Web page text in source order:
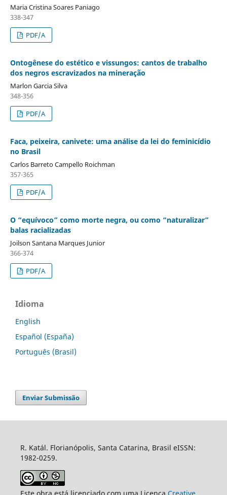
Maria Cristina Soares Paniago
338-347
PDF/A
Ontogênese do estético e vissungos: cantos de trabalho
dos negros escravizados na mineração
Marlon Garcia Silva
348-356
PDF/A
Faca, peixeira, canivete: uma análise da lei do feminicídio
no Brasil
Carlos Barreto Campello Roichman
357-365
PDF/A
O “equívoco” como morte negra, ou como “naturalizar”
balas racializadas
Joilson Santana Marques Junior
366-374
PDF/A
Idioma
English
Español (España)
Português (Brasil)
Enviar Submissão
R. Katál. Florianópolis, Santa Catarina, Brasil eISSN:
1982-0259.